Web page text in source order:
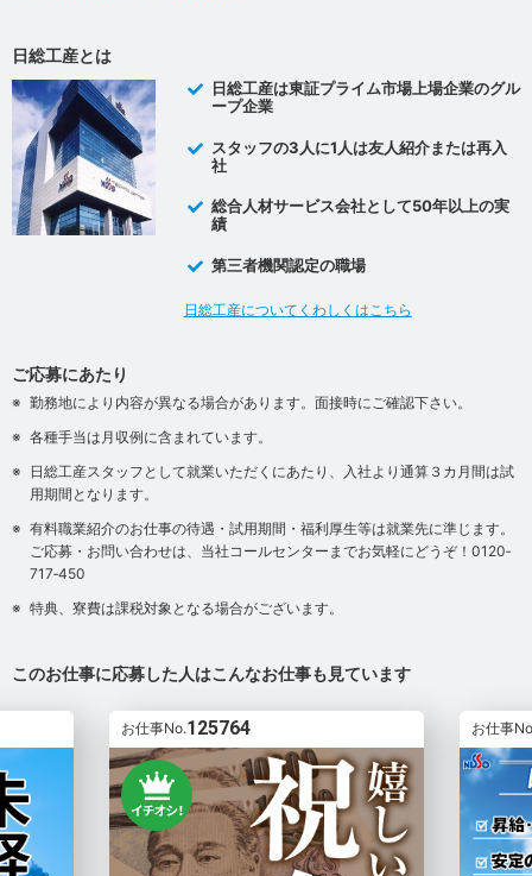
日総工産とは
日総工産は東証プライム市場上場企業のグル
ープ企業
スタッフの3人に1人は友人紹介または再入
社
総合人材サービス会社として50年以上の実
績
第三者機関認定の職場
日総工産についてくわしくはこちら
ご応募にあたり
勤務地により内容が異なる場合があります。面接時にご確認下さい。
各種手当は月収例に含まれています。
日総工産スタッフとして就業いただくにあたり、入社より通算３カ月間は試
用期間となります。
有料職業紹介のお仕事の待遇・試用期間・福利厚生等は就業先に準じます。
ご応募・お問い合わせは、当社コールセンターまでお気軽にどうぞ！0120‐
717‐450
特典、寮費は課税対象となる場合がございます。
このお仕事に応募した人はこんなお仕事も見ています
お仕事No.125764 お仕事